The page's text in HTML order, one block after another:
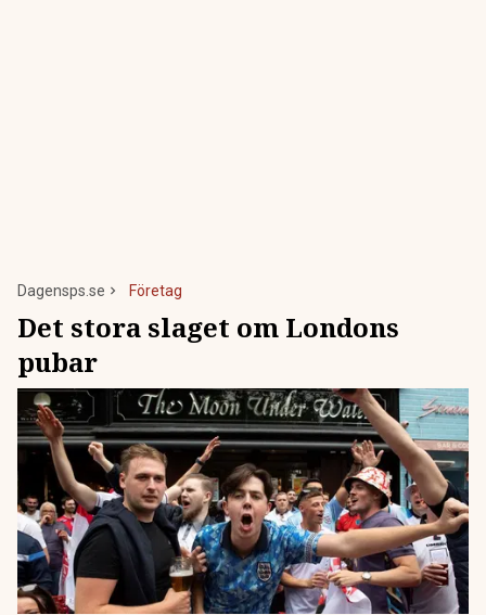
Dagensps.se Företag
Det stora slaget om Londons
pubar